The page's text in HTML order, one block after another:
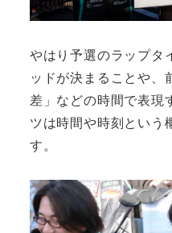
やはり予選のラップタ
ッドが決まることや、
差」などの時間で表現
ツは時間や時刻という
す。